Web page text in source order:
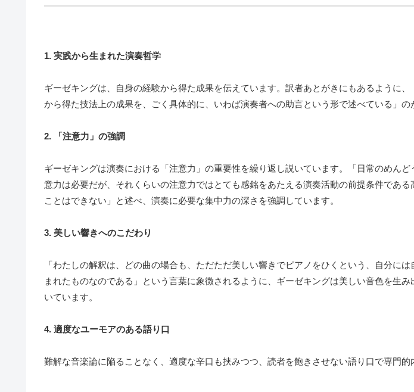
1. 実践から生まれた演奏哲学
ギーゼキングは、自身の経験から得た成果を伝えています。訳者あとがきにもあるように
から得た技法上の成果を、ごく具体的に、いわば演奏者への助言という形で述べている」の
2. 「注意力」の強調
ギーゼキングは演奏における「注意力」の重要性を繰り返し説いています。「日常のめん
意力は必要だが、それくらいの注意力ではとても感銘をあたえる演奏活動の前提条件である
ことはできない」と述べ、演奏に必要な集中力の深さを強調しています。
3. 美しい響きへのこだわり
「わたしの解釈は、どの曲の場合も、ただただ美しい響きでピアノをひくという、自分に
まれたものなのである」という言葉に象徴されるように、ギーゼキングは美しい音色を生
いています。
4. 適度なユーモアのある語り口
難解な音楽論に陥ることなく、適度な辛口も挟みつつ、読者を飽きさせない語り口で専門的